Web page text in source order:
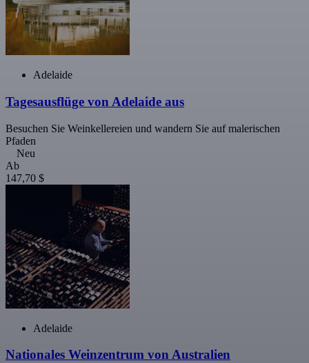
Adelaide
Tagesausflüge von Adelaide aus
Besuchen Sie Weinkellereien und wandern Sie auf malerischen
Pfaden
Neu
Ab
147,70 $
Adelaide
Nationales Weinzentrum von Australien